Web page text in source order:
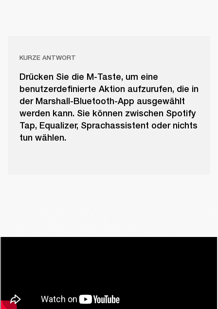
KURZE ANTWORT
Drücken Sie die M-Taste, um eine
benutzerdefinierte Aktion aufzurufen, die in
der Marshall-Bluetooth-App ausgewählt
werden kann. Sie können zwischen Spotify
Tap, Equalizer, Sprachassistent oder nichts
tun wählen.